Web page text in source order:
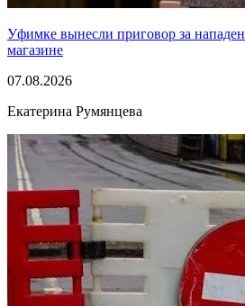
Уфимке вынесли приговор за
магазине
07.08.2026
Екатерина Румянцева